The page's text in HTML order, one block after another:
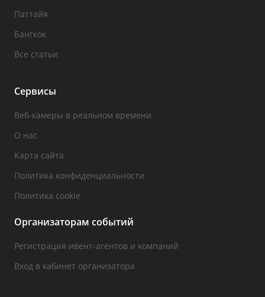
Паттайя
Бангкок
Все статьи
Сервисы
Веб-камеры в реальном времени
О нас
Карта сайта
Политика конфиденциальности
Политика cookie
Организаторам событий
Регистрация ивент-агентов и компаний
Вход в кабинет организатора